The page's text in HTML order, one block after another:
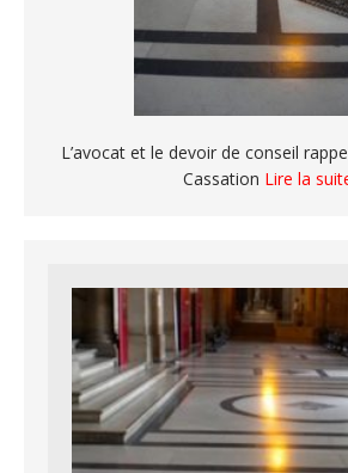
L’avocat et le devoir de conseil
Cassation Lire la